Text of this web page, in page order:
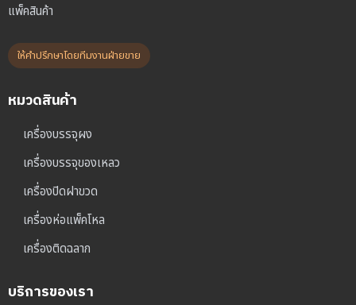
แพ็คสินค้า
ให้คำปรึกษาโดยทีมงานฝ่ายขาย
หมวดสินค้า
เครื่องบรรจุผง
เครื่องบรรจุของเหลว
เครื่องปิดฝาขวด
เครื่องห่อแพ็คโหล
เครื่องติดฉลาก
บริการของเรา